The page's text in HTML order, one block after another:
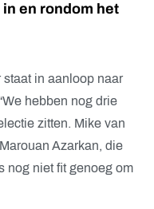
en rondom het
in aanloop naar
hebben nog drie
zitten. Mike van
Azarkan, die
nog niet fit genoeg om